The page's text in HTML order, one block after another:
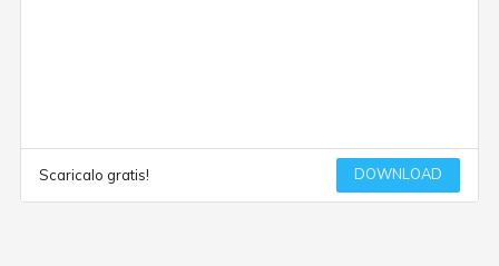
Scaricalo gratis! DOWNLOAD